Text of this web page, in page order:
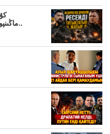
ماڭىنپوكروۆسكاپ، درون ماڭىنداعىنە ج..